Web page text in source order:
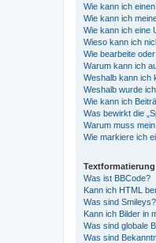
Wie kann ich
Wie kann ich
Wie kann ich eine
Wieso kann ich
Wie bearbeite
Warum kann ich
Weshalb kann ich
Weshalb wurde
Wie kann ich
Was bewirkt die
Warum muss
Wie markiere ich
Was ist BBCode?
Kann ich HTML
Was sind Smileys?
Kann ich Bilder in
Was sind globale
Was sind